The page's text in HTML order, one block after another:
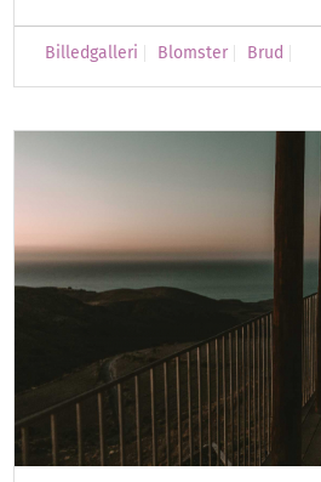
Billedgalleri Blomster Brud